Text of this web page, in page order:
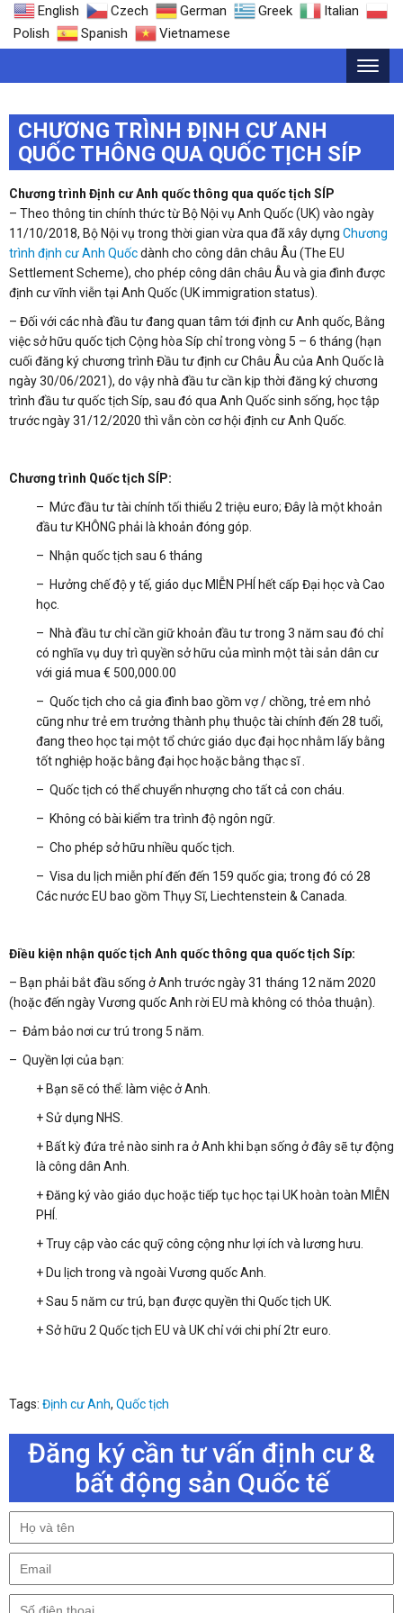
English Czech German Greek
Italian
Polish
Spanish Vietnamese
CHƯƠNG TRÌNH ĐỊNH CƯ ANH
QUỐC THÔNG QUA QUỐC TỊCH SÍP
Chương trình Định cư Anh quốc thông qua quốc tịch SÍP
– Theo thông tin chính thức từ Bộ Nội vụ Anh Quốc (UK) vào ngày
11/10/2018, Bộ Nội vụ trong thời gian vừa qua đã xây dựng Chương
trình định cư Anh Quốcdành cho công dân châu Âu (The EU
Settlement Scheme), cho phép công dân châu Âu và gia đình được
định cư vĩnh viễn tại Anh Quốc (UK immigration status).
– Đối với các nhà đầu tư đang quan tâm tới định cư Anh quốc, Bằng
việc sở hữu quốc tịch Cộng hòa Síp chỉ trong vòng 5 – 6 tháng (hạn
cuối đăng ký chương trình Đầu tư định cư Châu Âu của Anh Quốc là
ngày 30/06/2021), do vậy nhà đầu tư cần kịp thời đăng ký chương
trình đầu tư quốc tịch Síp, sau đó qua Anh Quốc sinh sống, học tập
trước ngày 31/12/2020 thì vẫn còn cơ hội định cư Anh Quốc.
Chương trình Quốc tịch SÍP:
– Mức đầu tư tài chính tối thiểu 2 triệu euro; Đây là một khoản
đầu tư KHÔNG phải là khoản đóng góp.
– Nhận quốc tịch sau 6 tháng
– Hưởng chế độ y tế, giáo dục MIỄN PHÍ hết cấp Đại học và Cao
học.
– Nhà đầu tư chỉ cần giữ khoản đầu tư trong 3 năm sau đó chỉ
có nghĩa vụ duy trì quyền sở hữu của mình một tài sản dân cư
với giá mua € 500,000.00
– Quốc tịch cho cả gia đình bao gồm vợ / chồng, trẻ em nhỏ
cũng như trẻ em trưởng thành phụ thuộc tài chính đến 28 tuổi,
đang theo học tại một tổ chức giáo dục đại học nhằm lấy bằng
tốt nghiệp hoặc bằng đại học hoặc bằng thạc sĩ .
– Quốc tịch có thể chuyển nhượng cho tất cả con cháu.
– Không có bài kiểm tra trình độ ngôn ngữ.
– Cho phép sở hữu nhiều quốc tịch.
– Visa du lịch miễn phí đến đến 159 quốc gia; trong đó có 28
Các nước EU bao gồm Thụy Sĩ, Liechtenstein & Canada.
Điều kiện nhận quốc tịch Anh quốc thông qua quốc tịch Síp:
– Bạn phải bắt đầu sống ở Anh trước ngày 31 tháng 12 năm 2020
(hoặc đến ngày Vương quốc Anh rời EU mà không có thỏa thuận).
– Đảm bảo nơi cư trú trong 5 năm.
– Quyền lợi của bạn:
+ Bạn sẽ có thể: làm việc ở Anh.
+ Sử dụng NHS.
+ Bất kỳ đứa trẻ nào sinh ra ở Anh khi bạn sống ở đây sẽ tự động
là công dân Anh.
+ Đăng ký vào giáo dục hoặc tiếp tục học tại UK hoàn toàn MIỄN
PHÍ.
+ Truy cập vào các quỹ công cộng như lợi ích và lương hưu.
+ Du lịch trong và ngoài Vương quốc Anh.
+ Sau 5 năm cư trú, bạn được quyền thi Quốc tịch UK.
+ Sở hữu 2 Quốc tịch EU và UK chỉ với chi phí 2tr euro.
Tags: Định cư Anh, Quốc tịch
Đăng ký cần tư vấn định cư &
bất động sản Quốc tế